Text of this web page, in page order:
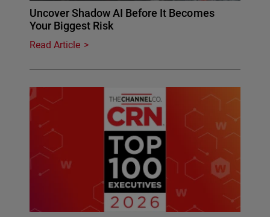
Uncover Shadow AI Before It Becomes
Your Biggest Risk
Read Article